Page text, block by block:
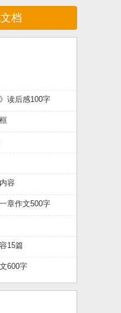
档
读后感100字
容
章作文500字
15篇
600字